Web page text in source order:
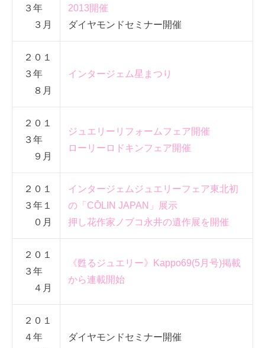
３年
３月
2013開催
ダイヤモンドセミナー開催
２０１
３年
８月
インタージェム星まつり
２０１
３年
９月
ジュエリーリフォームフェア開催
ローリーロドキンフェア開催
２０１
３年１
０月
インタージェムジュエリーフェア東北初
の「CŌ LIN JAPAN」展示
押し花作家ノブコ永井の遺作展を開催
２０１
３年
４月
《甦るジュエリー》Kappo69(5月号)掲載
から連載開始
２０１
４年
ダイヤモンドセミナー開催